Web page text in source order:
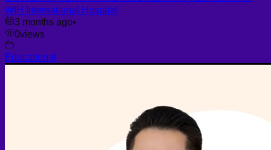
WIH International Hospital
3 months ago•
0views
Educational